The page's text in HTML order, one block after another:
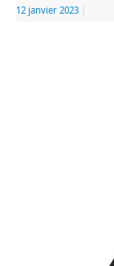
12 janvier 2023